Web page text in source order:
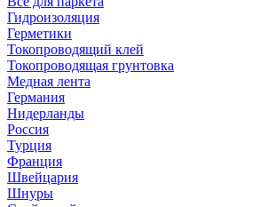
Гидроизоляция
Герметики
Токопроводящий клей
Токопроводящая грунтовка
Медная лента
Германия
Нидерланды
Россия
Турция
Франция
Швейцария
Шнуры